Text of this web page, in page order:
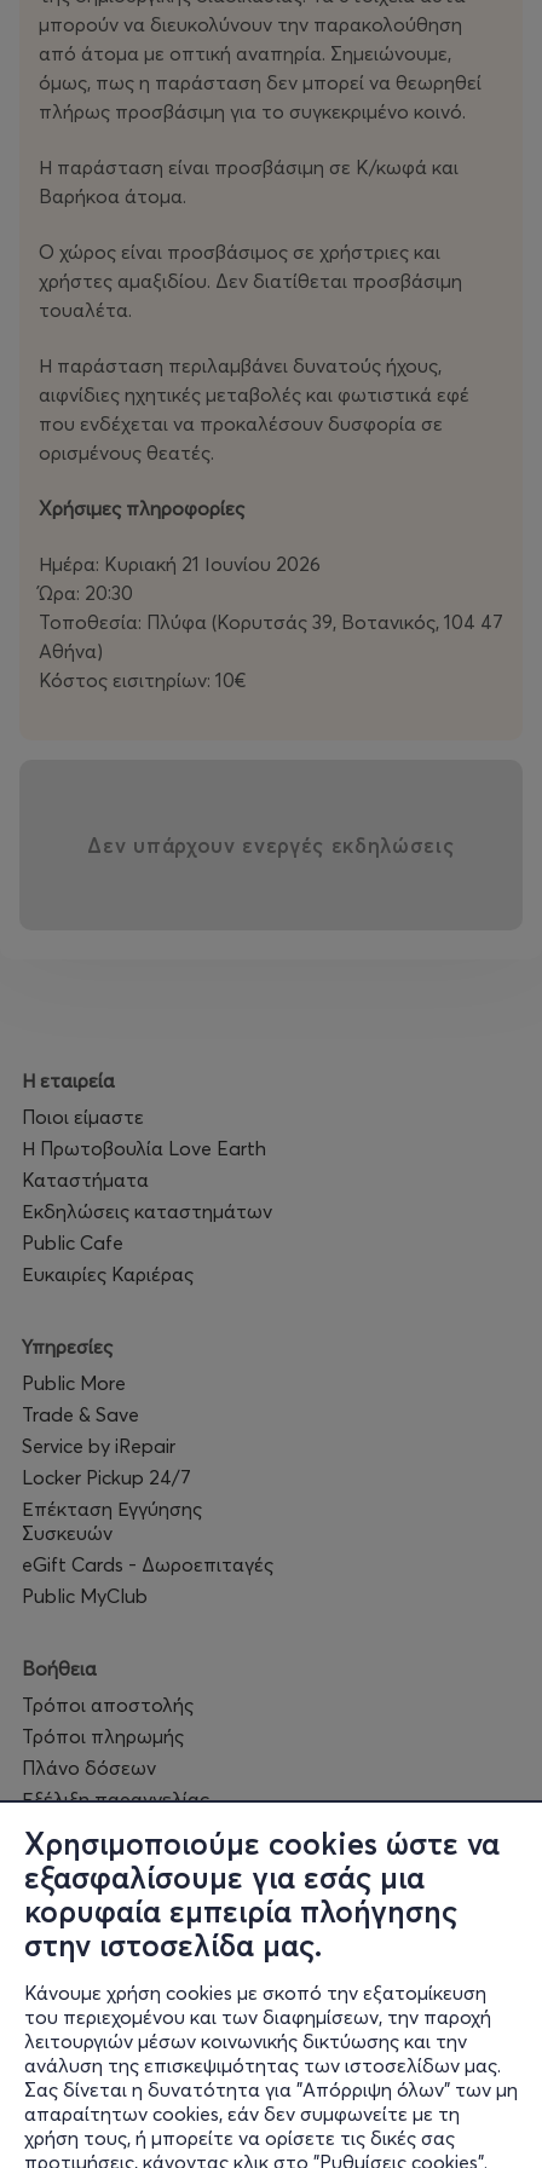
Χρησιμοποιούμε cookies ώστε να
εξασφαλίσουμε για εσάς μια
κορυφαία εμπειρία πλοήγησης
στην ιστοσελίδα μας.
Κάνουμε χρήση cookies με σκοπό την εξατομίκευση
του περιεχομένου και των διαφημίσεων, την παροχή
λειτουργιών μέσων κοινωνικής δικτύωσης και την
ανάλυση της επισκεψιμότητας των ιστοσελίδων μας.
Σας δίνεται η δυνατότητα για "Απόρριψη όλων" των μη
απαραίτητων cookies, εάν δεν συμφωνείτε με τη
χρήση τους, ή μπορείτε να ορίσετε τις δικές σας
προτιμήσεις, κάνοντας κλικ στο "Ρυθμίσεις cookies".
διευκολύνουν την παρακολούθηση από άτομα με
οπτική αναπηρία. Σημειώνουμε, όμως, πως η
παράσταση δεν μπορεί να θεωρηθεί πλήρως
προσβάσιμη για το συγκεκριμένο κοινό.
Βαρήκοα άτομα.
αμαξιδίου. Δεν διατίθεται προσβάσιμη τουαλέτα.
Συντελεστές
Χορογραφία/συντονισμός: Κατερίνα Γεβετζή
Συνδημιουργία/ερμηνεία: Ομάδα artogether
Γιαννακοπούλου, Χρήστος Γιώτης, Ιουλίτα Λατάνη,
Παπαθανασίου, Δημήτρης Παπακυριαζής, Αγγελική
Σακελλαρίου, Μανώλης Σαριδάκης, Ισιδώρα Φρέιζερ
Παραγωγή: liminal
μπορούν να διευκολύνουν την παρακολούθηση
από άτομα με οπτική αναπηρία. Σημειώνουμε,
όμως, πως η παράσταση δεν μπορεί να θεωρηθεί
πλήρως προσβάσιμη για το συγκεκριμένο κοινό.
Η παράσταση είναι προσβάσιμη σε Κ/κωφά και
Βαρήκοα άτομα.
Ο χώρος είναι προσβάσιμος σε χρήστριες και
χρήστες αμαξιδίου. Δεν διατίθεται προσβάσιμη
τουαλέτα.
Η παράσταση περιλαμβάνει δυνατούς ήχους,
αιφνίδιες ηχητικές μεταβολές και φωτιστικά εφέ
που ενδέχεται να προκαλέσουν δυσφορία σε
ορισμένους θεατές.
Χρήσιμες πληροφορίες
Ημέρα: Κυριακή 21 Ιουνίου 2026
Ώρα: 20:30
Τοποθεσία: Πλύφα (Κορυτσάς 39, Βοτανικός, 104 47
Αθήνα)
Κόστος εισιτηρίων: 10€
Δεν υπάρχουν ενεργές εκδηλώσεις
Η εταιρεία
Ποιοι είμαστε
Η Πρωτοβουλία Love Earth
Καταστήματα
Εκδηλώσεις καταστημάτων
Public Cafe
Ευκαιρίες Καριέρας
Υπηρεσίες
Public More
Trade & Save
Service by iRepair
Locker Pickup 24/7
Επέκταση Εγγύησης
Συσκευών
eGift Cards - Δωροεπιταγές
Public MyClub
Βοήθεια
Τρόποι αποστολής
Τρόποι πληρωμής
Πλάνο δόσεων
Εξέλιξη παραγγελίας
Πορεία επισκευής
Συχνές ερωτήσεις και
επικοινωνία
Ο online κόσμος μας
Public GR
Public CY
Publicbusiness.gr
Public + home
Book Friends
Public Blog